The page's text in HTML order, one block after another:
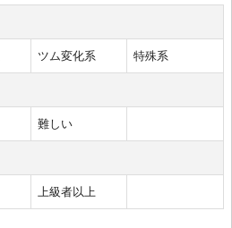
ツム変化系 特殊系
難しい
上級者以上